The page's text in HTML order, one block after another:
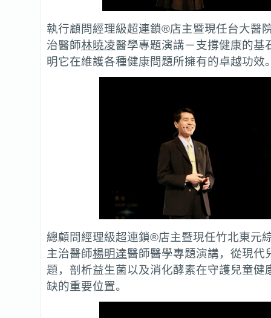
執行顧問經理級超連鎖®店主暨現任台大醫
治醫師林曉凌醫學專題演講－支撐健康的基
明它在維護各種健康問題所擁有的卓越功效
總顧問經理級超連鎖®店主暨現任竹北東元
主治醫師楊明達醫師醫學專題演講，從現代
題，剖析益生菌以及消化酵素在守護兒童健
缺的重要位置。